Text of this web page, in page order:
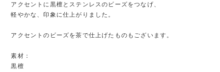
アクセントに黒檀とステンレスのビーズをつなげ、
軽やかな、印象に仕上がりました。
アクセントのビーズを茶で仕上げたものもございます。
素材：
黒檀